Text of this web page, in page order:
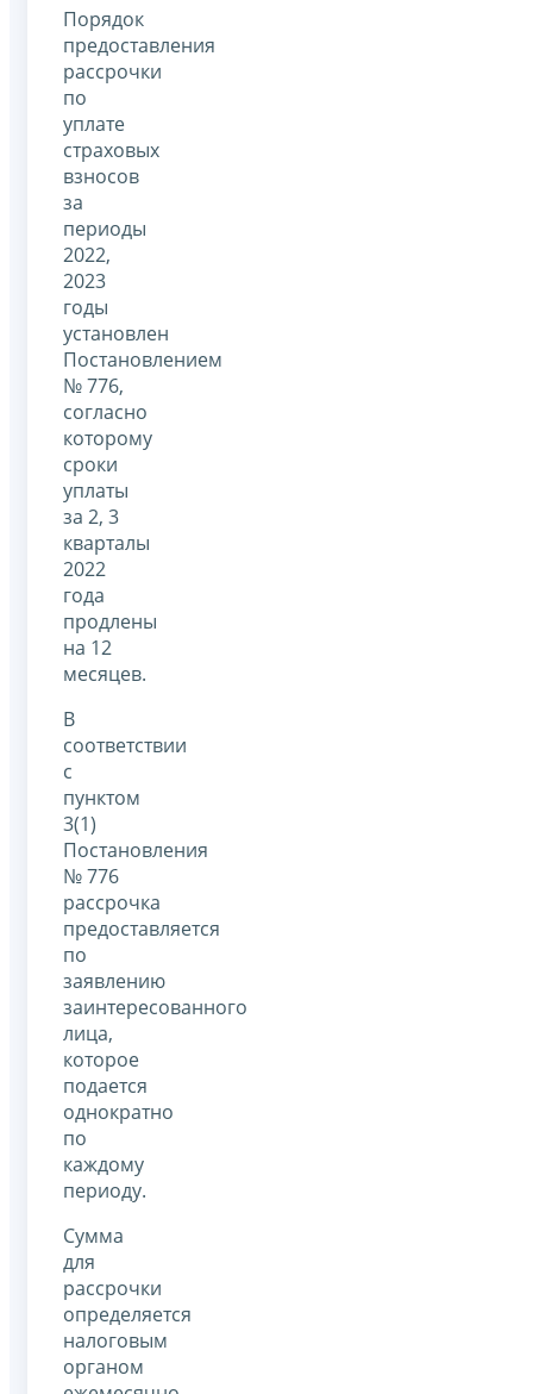
Порядок
предоставления
рассрочки
по
уплате
страховых
взносов
за
периоды
2022,
2023
годы
установлен
Постановлением
№ 776,
согласно
которому
сроки
уплаты
за 2, 3
кварталы
2022
года
продлены
на 12
месяцев.
В
соответствии
с
пунктом
3(1)
Постановления
№ 776
рассрочка
предоставляется
по
заявлению
заинтересованного
лица,
которое
подается
однократно
по
каждому
периоду.
Сумма
для
рассрочки
определяется
налоговым
органом